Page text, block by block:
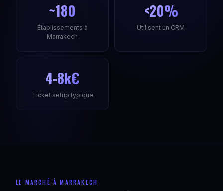
~180
Établissements à
Marrakech
<20%
Utilisent un CRM
4-8k€
Ticket setup typique
LE MARCHÉ À MARRAKECH